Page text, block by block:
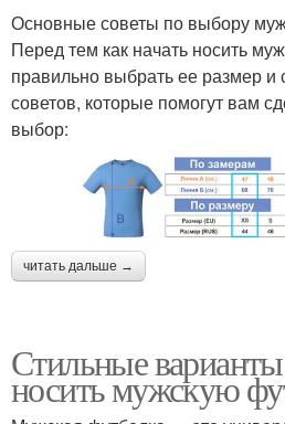
Основные советы по выбору
Перед тем как начать носить
правильно выбрать ее размер и
советов, которые помогут вам
выбор:
читать дальше →
Стильные
носить мужскую